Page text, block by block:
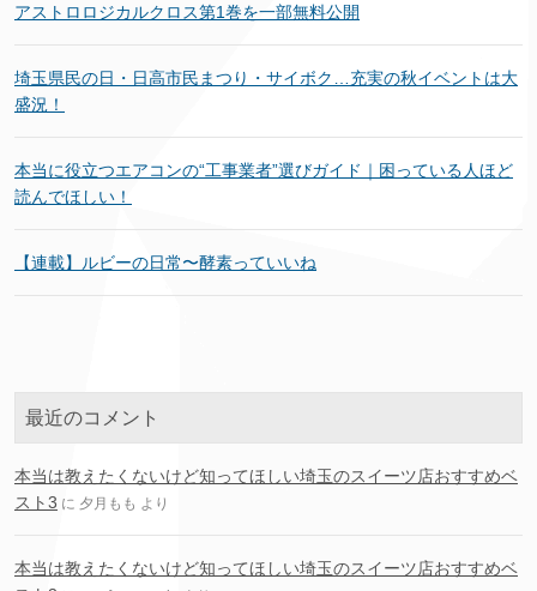
アストロロジカルクロス第1巻を一部無料公開
埼玉県民の日・日高市民まつり・サイボク…充実の秋イベントは大
盛況！
本当に役立つエアコンの“工事業者”選びガイド｜困っている人ほど
読んでほしい！
【連載】ルビーの日常〜酵素っていいね
最近のコメント
本当は教えたくないけど知ってほしい埼玉のスイーツ店おすすめベ
スト3 に 夕月もも より
本当は教えたくないけど知ってほしい埼玉のスイーツ店おすすめベ